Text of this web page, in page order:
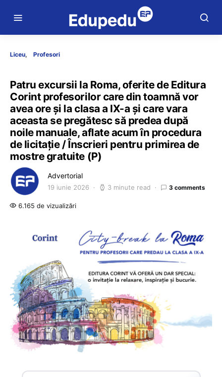
Liceu Profesori
Patru excursii la Roma, oferite de Editura
Corint profesorilor care din toamnă vor
avea ore și la clasa a IX-a și care vara
aceasta se pregătesc să predea după
noile manuale, aflate acum în procedura
de licitație / Înscrieri pentru primirea de
mostre gratuite (P)
Advertorial
19 iunie 2026 3 minute read 3 comments
6.165 de vizualizări